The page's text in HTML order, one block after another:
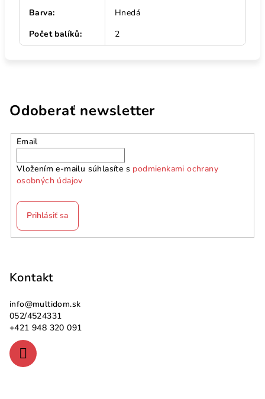
Barva:
Hnedá
Počet balíků: 2
Odoberať newsletter
Email
Vložením e-mailu súhlasíte s podmienkami ochrany
osobných údajov
Prihlásiť sa
Kontakt
info@multidom.sk
052/4524331
+421 948 320 091